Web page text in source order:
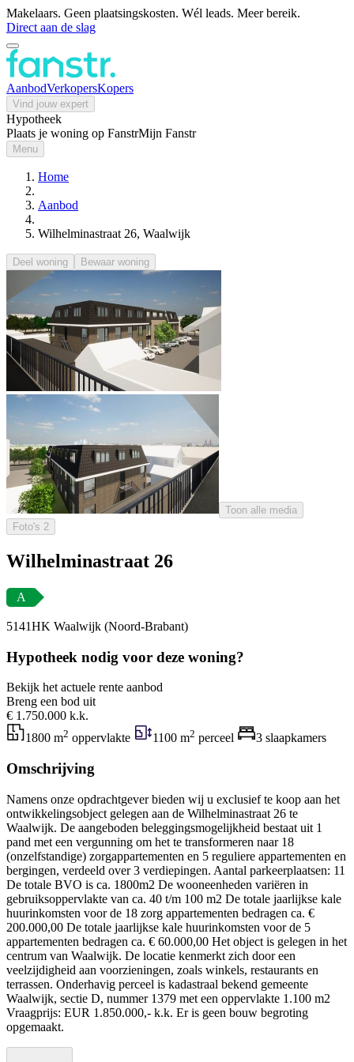
Makelaars. Geen plaatsingskosten. Wél leads. Meer bereik.
Direct aan de slag
AanbodVerkopersKopers
Vind jouw expert
Hypotheek
Plaats je woning op FanstrMijn Fanstr
Menu
Home
Aanbod
Wilhelminastraat 26, Waalwijk
Deel woning Bewaar woning
Toon alle media
Foto's 2
Wilhelminastraat 26
A
5141HK Waalwijk (Noord-Brabant)
Hypotheek nodig voor deze woning?
Bekijk het actuele rente aanbod
Breng een bod uit
€ 1.750.000 k.k.
1800 m2 oppervlakte 1100 m2 perceel 3 slaapkamers
Omschrijving
Namens onze opdrachtgever bieden wij u exclusief te koop aan het
ontwikkelingsobject gelegen aan de Wilhelminastraat 26 te
Waalwijk. De aangeboden beleggingsmogelijkheid bestaat uit 1
pand met een vergunning om het te transformeren naar 18
(onzelfstandige) zorgappartementen en 5 reguliere appartementen en
bergingen, verdeeld over 3 verdiepingen. Aantal parkeerplaatsen: 11
De totale BVO is ca. 1800m2 De wooneenheden variëren in
gebruiksoppervlakte van ca. 40 t/m 100 m2 De totale jaarlijkse kale
huurinkomsten voor de 18 zorg appartementen bedragen ca. €
200.000,00 De totale jaarlijkse kale huurinkomsten voor de 5
appartementen bedragen ca. € 60.000,00 Het object is gelegen in het
centrum van Waalwijk. De locatie kenmerkt zich door een
veelzijdigheid aan voorzieningen, zoals winkels, restaurants en
terrassen. Onderhavig perceel is kadastraal bekend gemeente
Waalwijk, sectie D, nummer 1379 met een oppervlakte 1.100 m2
Vraagprijs: EUR 1.850.000,- k.k. Er is geen bouw begroting
opgemaakt.